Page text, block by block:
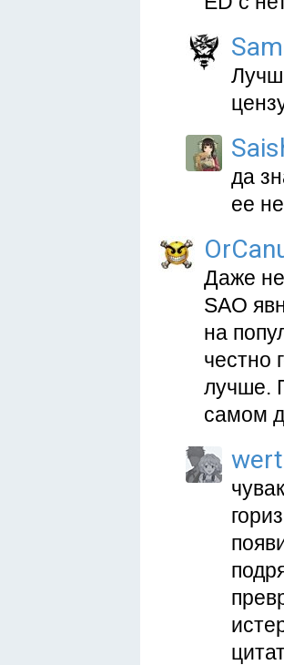
да
ее
Даже
SAO
на
честно
лучше.
самом